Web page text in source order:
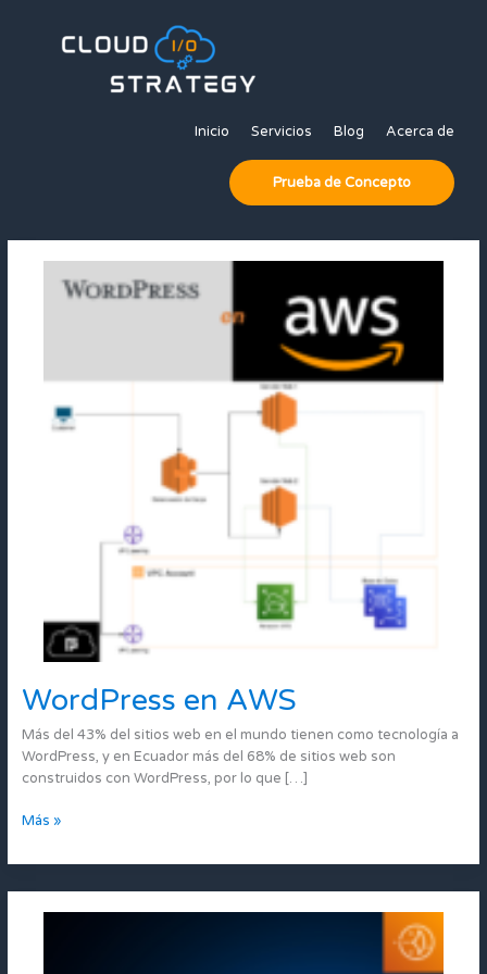
contenido
Inicio Servicios Blog Acerca de
Prueba de Concepto
WordPress en AWS
Más del 43% del sitios web en el mundo tienen como tecnología a
WordPress, y en Ecuador más del 68% de sitios web son
construidos con WordPress, por lo que […]
WordPress
en
AWS
Más »